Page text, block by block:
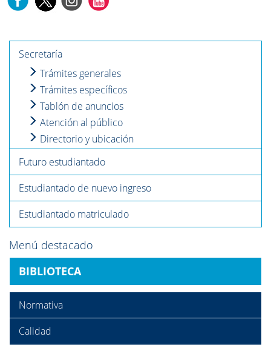
Secretaría
Trámites generales
Trámites específicos
Tablón de anuncios
Atención al público
Directorio y ubicación
Futuro estudiantado
Estudiantado de nuevo ingreso
Estudiantado matriculado
Menú destacado
BIBLIOTECA
Normativa
Calidad